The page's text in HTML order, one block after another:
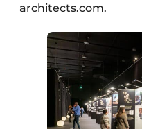
architects.com.